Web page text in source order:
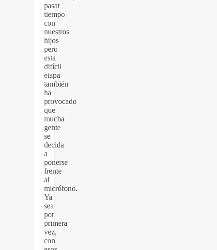
pasar
tiempo
con
nuestros
hijos
pero
esta
difícil
etapa
también
ha
provocado
que
mucha
gente
se
decida
a
ponerse
frente
al
micrófono.
Ya
sea
por
primera
vez,
con